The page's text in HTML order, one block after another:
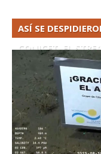
ASÍ SE
CONICET. EL